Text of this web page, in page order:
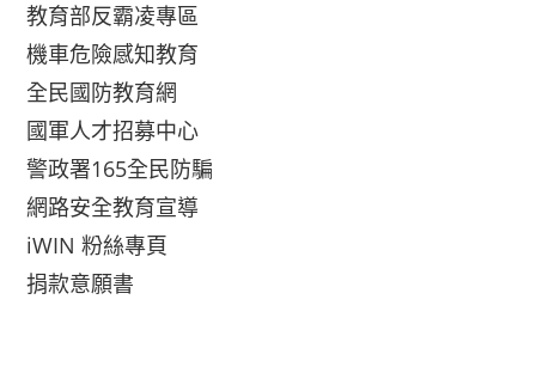
教育部反霸凌專區
機車危險感知教育
全民國防教育網
國軍人才招募中心
警政署165全民防騙
網路安全教育宣導
iWIN 粉絲專頁
捐款意願書